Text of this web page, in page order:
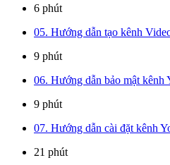
6 phút
05. Hướng dẫn tạo kênh
9 phút
06. Hướng dẫn bảo mật kênh
9 phút
07. Hướng dẫn cài đặt kênh
21 phút